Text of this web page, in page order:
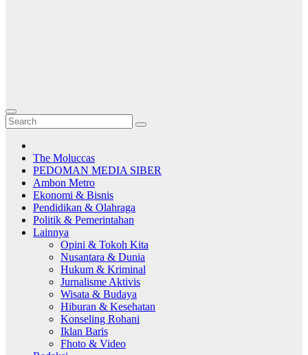
The Moluccas
PEDOMAN MEDIA SIBER
Ambon Metro
Ekonomi & Bisnis
Pendidikan & Olahraga
Politik & Pemerintahan
Lainnya
Opini & Tokoh Kita
Nusantara & Dunia
Hukum & Kriminal
Jurnalisme Aktivis
Wisata & Budaya
Hiburan & Kesehatan
Konseling Rohani
Iklan Baris
Fhoto & Video